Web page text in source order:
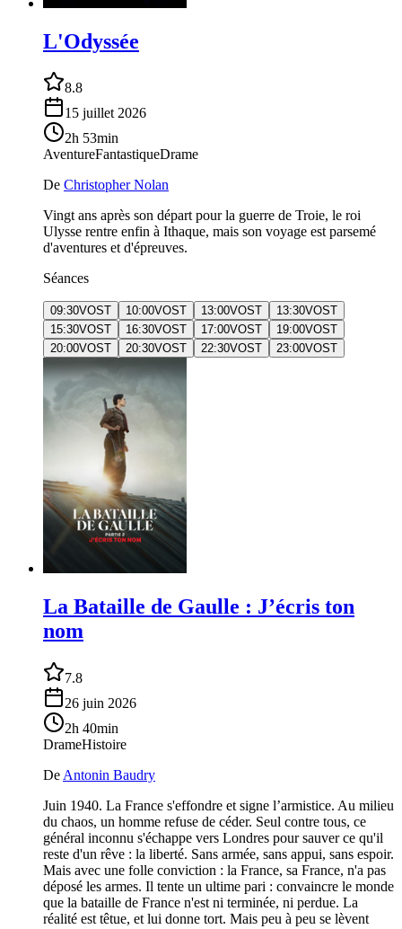
L'Odyssée
8.8
15 juillet 2026
2h 53min
AventureFantastiqueDrame
De Christopher Nolan
Vingt ans après son départ pour la guerre de Troie, le roi
Ulysse rentre enfin à Ithaque, mais son voyage est parsemé
d'aventures et d'épreuves.
Séances
09:30VOST 10:00VOST 13:00VOST 13:30VOST
15:30VOST 16:30VOST 17:00VOST 19:00VOST
20:00VOST 20:30VOST 22:30VOST 23:00VOST
La Bataille de Gaulle : J’écris ton
nom
7.8
26 juin 2026
2h 40min
DrameHistoire
De Antonin Baudry
Juin 1940. La France s'effondre et signe l’armistice. Au milieu
du chaos, un homme refuse de céder. Seul contre tous, ce
général inconnu s'échappe vers Londres pour sauver ce qu'il
reste d'un rêve : la liberté. Sans armée, sans appui, sans espoir.
Mais avec une folle conviction : la France, sa France, n'a pas
déposé les armes. Il tente un ultime pari : convaincre le monde
que la bataille de France n'est ni terminée, ni perdue. La
réalité est têtue, et lui donne tort. Mais peu à peu se lèvent